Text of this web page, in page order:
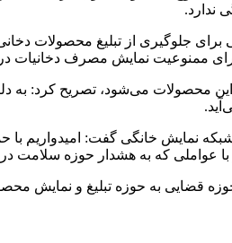
ندارد.
برای جلوگیری از تبلیغ محصولات
ممنوعیت نمایش مصرف دخانیات
محصولات می‌شود، تصریح کرد:
نمایش خانگی گفت: امیدواریم
با عواملی که به هشدار حوزه
قضایی به حوزه تبلیغ و نمایش